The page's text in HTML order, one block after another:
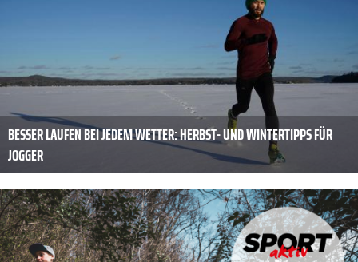
BESSER LAUFEN BEI JEDEM WETTER: HERBST- UND WINTERTIPPS FÜR
JOGGER